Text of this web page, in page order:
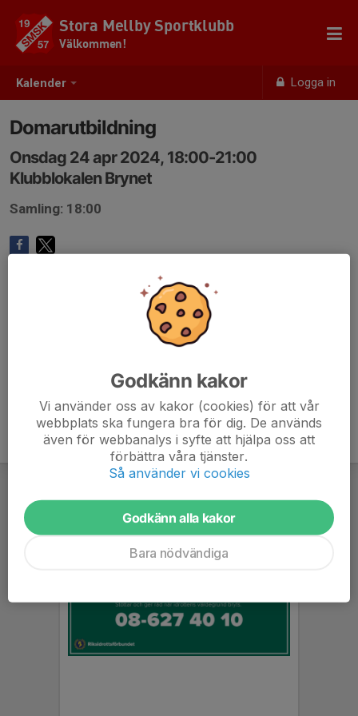
Kalender Logga in
Stora Mellby Sportklubb
Välkommen!
Domarutbildning
Onsdag 24 apr 2024, 18:00-21:00
Klubblokalen Brynet
Samling: 18:00
Godkänn kakor
Vi använder oss av kakor (cookies) för att vår
webbplats ska fungera bra för dig. De används
även för webbanalys i syfte att hjälpa oss att
förbättra våra tjänster.
Så använder vi cookies
Godkänn alla kakor
Bara nödvändiga